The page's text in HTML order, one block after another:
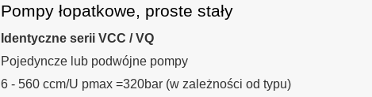
Pompy łopatkowe, proste stały
Identyczne serii VCC / VQ
Pojedyncze lub podwójne pompy
6 - 560 ccm/U pmax =320bar (w zależności od typu)